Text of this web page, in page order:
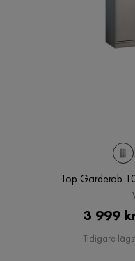
Top Garderob
3 999
Tidigare